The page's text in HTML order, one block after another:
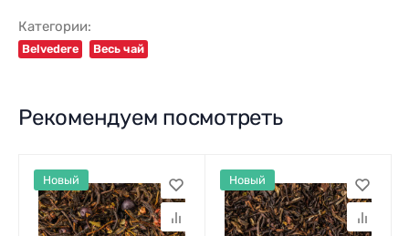
Категории:
Belvedere Весь чай
Рекомендуем посмотреть
Новый Новый